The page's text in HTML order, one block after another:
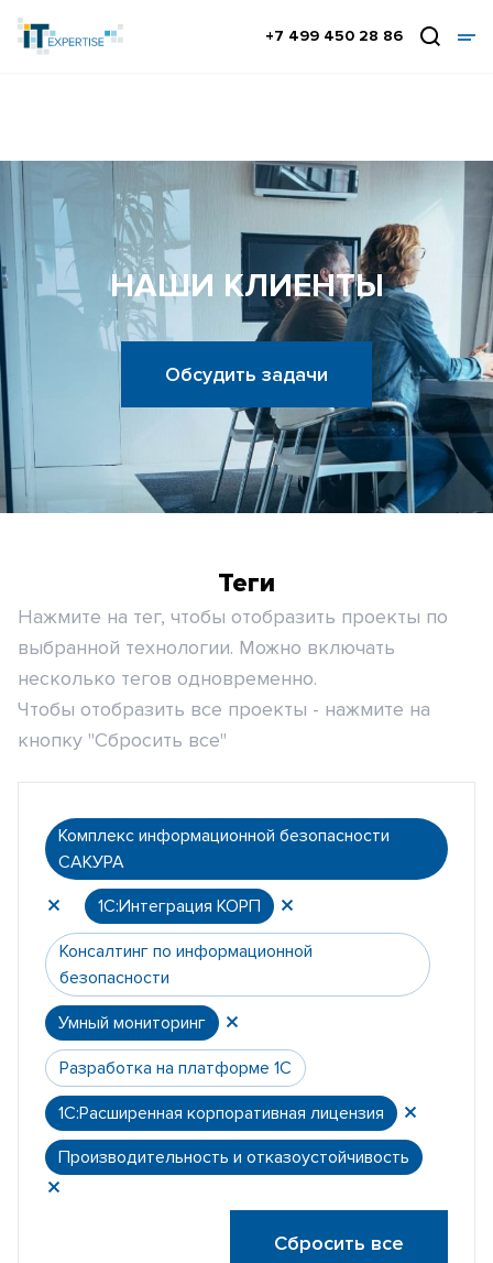
+7 499 450 28 86
НАШИ КЛИЕНТЫ
Обсудить задачи
Теги
Нажмите на тег, чтобы отобразить проекты по
выбранной технологии. Можно включать
несколько тегов одновременно.
Чтобы отобразить все проекты - нажмите на
кнопку "Сбросить все"
Комплекс информационной безопасности
САКУРА
1С:Интеграция КОРП
Консалтинг по информационной
безопасности
Умный мониторинг
Разработка на платформе 1С
1С:Расширенная корпоративная лицензия
Производительность и отказоустойчивость
Сбросить все